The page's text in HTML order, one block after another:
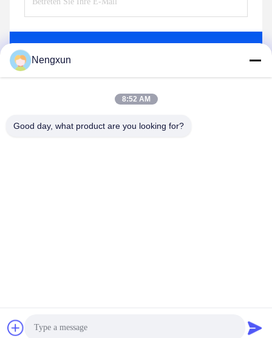
Technology Co.,Ltd. . Alle Rechte vorbehalten.
Nengxun
8:52 AM
Good day, what product are you looking for?